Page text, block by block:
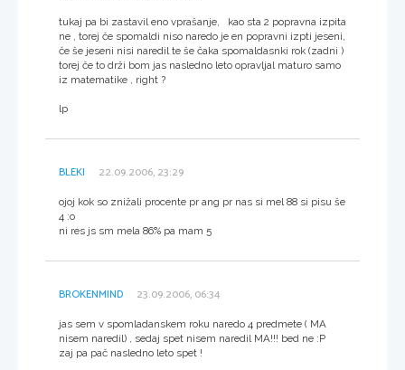
tukaj pa bi zastavil eno vprašanje, kao sta 2 popravna izpita
ne , torej če spomaldi niso naredo je en popravni izpti jeseni,
če še jeseni nisi naredil te še čaka spomaldasnki rok (zadni )
torej če to drži bom jas nasledno leto opravljal maturo samo
iz matematike , right ?
lp
BLEKI 22.09.2006, 23:29
ojoj kok so znižali procente pr ang pr nas si mel 88 si pisu še
4 :o
ni res js sm mela 86% pa mam 5
BROKENMIND 23.09.2006, 06:34
jas sem v spomladanskem roku naredo 4 predmete ( MA
nisem naredil) , sedaj spet nisem naredil MA!!! bed ne :P
zaj pa pač nasledno leto spet !